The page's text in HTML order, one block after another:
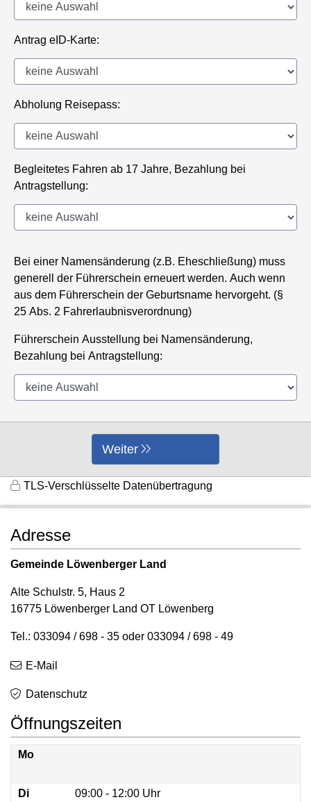
Antrag eID-Karte:
Abholung Reisepass:
Begleitetes Fahren ab 17 Jahre, Bezahlung bei
Antragstellung:
Bei einer Namensänderung (z.B. Eheschließung) muss
generell der Führerschein erneuert werden. Auch wenn
aus dem Führerschein der Geburtsname hervorgeht. (§
25 Abs. 2 Fahrerlaubnisverordnung)
Führerschein Ausstellung bei Namensänderung,
Bezahlung bei Antragstellung:
Weiter
TLS-Verschlüsselte Datenübertragung
Adresse
Gemeinde Löwenberger Land
Alte Schulstr. 5, Haus 2
16775 Löwenberger Land OT Löwenberg
Tel.: 033094 / 698 - 35 oder 033094 / 698 - 49
E-Mail
Datenschutz
Öffnungszeiten
Mo
Di
09:00 - 12:00 Uhr